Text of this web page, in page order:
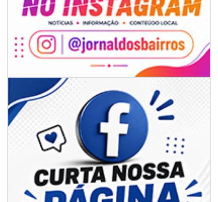
Limpeza de valas e ribeirões avança no interior de Itajaí